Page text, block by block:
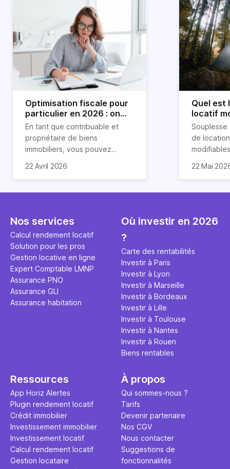
Optimisation fiscale pour
particulier en 2026 : on
vous explique tout
En tant que contribuable et
propriétaire de biens
immobiliers, vous pouvez
imposition en optimisant votre
nombreuses méthodes légales
toutes les explications dans
22 Avril 2026
Quel est
locatif
location
de
comporte
via Airbnb.
fonction
22 Mai
Nos services
Calcul rendement locatif
Solution pour les pros
Gestion locative en ligne
Expert Comptable LMNP
Assurance PNO
Assurance GLI
Assurance habitation
Où investir en 2026
?
Carte des rentabilités
Investir à Paris
Investir à Lyon
Investir à Marseille
Investir à Bordeaux
Investir à Lille
Investir à Toulouse
Investir à Nantes
Investir à Rouen
Biens rentables
Ressources
App Horiz Alertes
Plugin rendement locatif
Crédit immobilier
Investissement immobilier
Investissement locatif
Calcul rendement locatif
Gestion locataire
À propos
Qui sommes-nous ?
Tarifs
Devenir partenaire
Nos CGV
Nous contacter
Suggestions de
fonctionnalités